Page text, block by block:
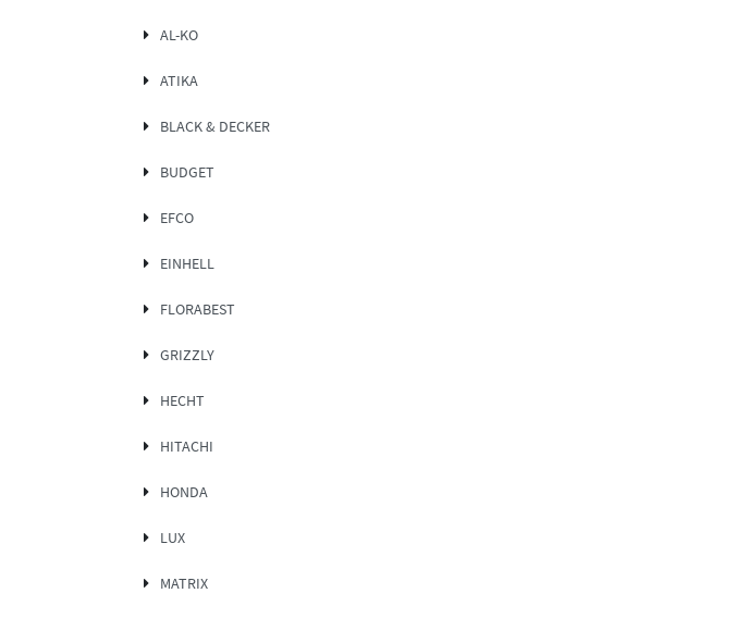
AL-KO
ATIKA
BLACK & DECKER
BUDGET
EFCO
EINHELL
FLORABEST
GRIZZLY
HECHT
HITACHI
HONDA
LUX
MATRIX